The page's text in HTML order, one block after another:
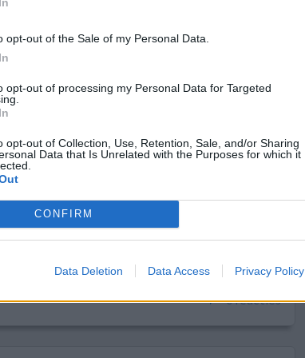
opt-out of the Sale of my Personal Data.
opt-out of processing my Personal Data for Targeted
opt-out of Collection, Use, Retention, Sale, and/or Sharing
Data that Is Unrelated with the Purposes for which it
CONFIRM
Data Deletion Data Access Privacy Policy
2puffen
ik. Ik houd druk op mijn borst en ben zeer
in mijn voetzolen en trillende handen is
0 reacties